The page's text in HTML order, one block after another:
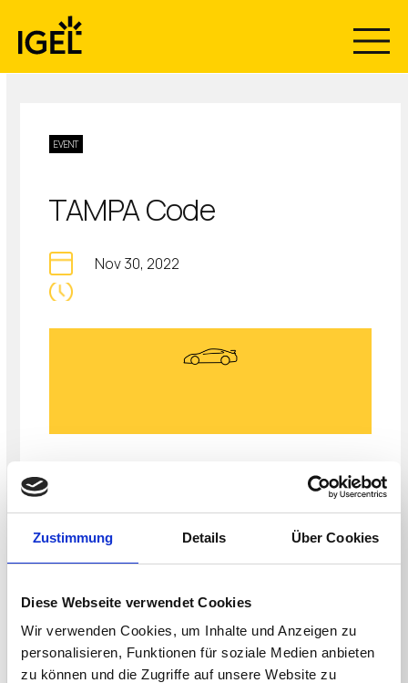
Zustimmung Details Über Cookies
Diese Webseite verwendet Cookies
Wir verwenden Cookies, um Inhalte und Anzeigen zu
personalisieren, Funktionen für soziale Medien anbieten
zu können und die Zugriffe auf unsere Website zu
content
EVENT
TAMPA Code
Nov 30, 2022
< BACK TO ALL EVENTS